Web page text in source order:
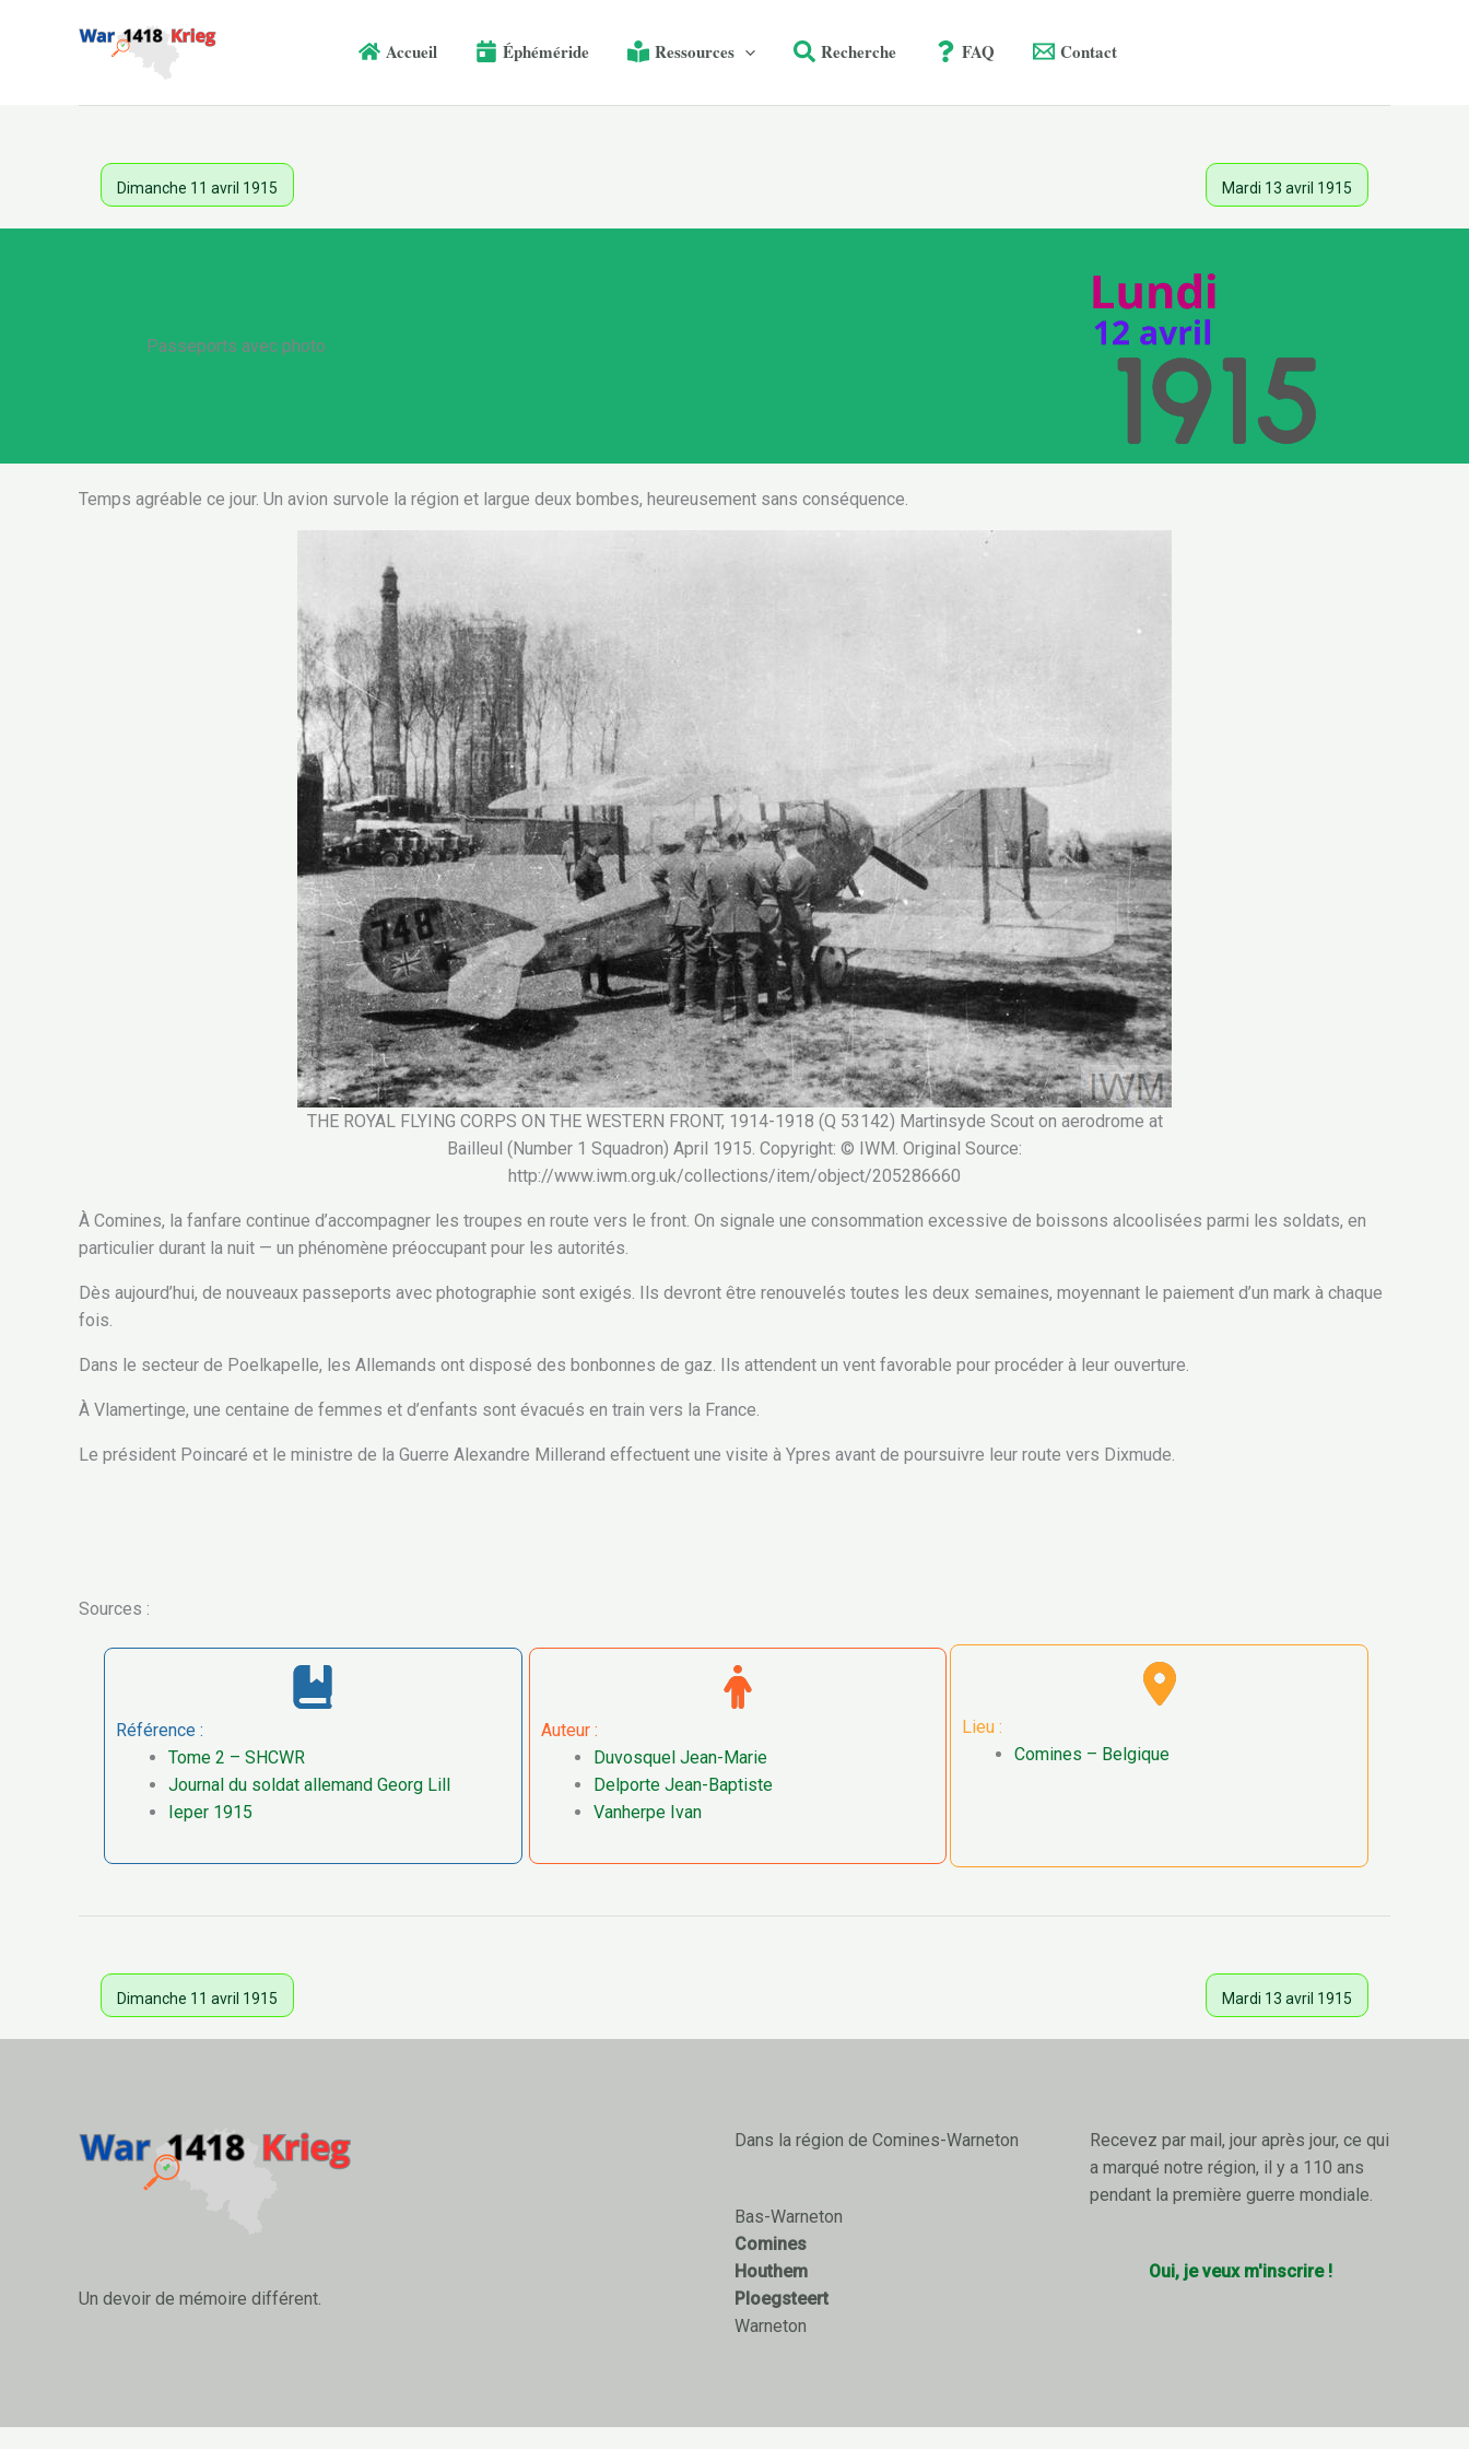
Accueil Éphéméride Ressources Recherche FAQ Contact
Dimanche 11 avril 1915 Mardi 13 avril 1915
Passeports avec photo
Temps agréable ce jour. Un avion survole la région et largue deux bombes, heureusement sans conséquence.
THE ROYAL FLYING CORPS ON THE WESTERN FRONT, 1914-1918 (Q 53142) Martinsyde Scout on aerodrome at
Bailleul (Number 1 Squadron) April 1915. Copyright: © IWM. Original Source:
http://www.iwm.org.uk/collections/item/object/205286660
À Comines, la fanfare continue d’accompagner les troupes en route vers le front. On signale une consommation excessive de boissons alcoolisées parmi les soldats, en
particulier durant la nuit — un phénomène préoccupant pour les autorités.
Dès aujourd’hui, de nouveaux passeports avec photographie sont exigés. Ils devront être renouvelés toutes les deux semaines, moyennant le paiement d’un mark à chaque
fois.
Dans le secteur de Poelkapelle, les Allemands ont disposé des bonbonnes de gaz. Ils attendent un vent favorable pour procéder à leur ouverture.
À Vlamertinge, une centaine de femmes et d’enfants sont évacués en train vers la France.
Le président Poincaré et le ministre de la Guerre Alexandre Millerand effectuent une visite à Ypres avant de poursuivre leur route vers Dixmude.
Sources :
Référence :
Tome 2 – SHCWR
Journal du soldat allemand Georg Lill
Ieper 1915
Auteur :
Duvosquel Jean-Marie
Delporte Jean-Baptiste
Vanherpe Ivan
Lieu :
Comines – Belgique
Dimanche 11 avril 1915 Mardi 13 avril 1915
Un devoir de mémoire différent.
Dans la région de Comines-Warneton
Bas-Warneton
Comines
Houthem
Ploegsteert
Warneton
Recevez par mail, jour après jour, ce qui
a marqué notre région, il y a 110 ans
pendant la première guerre mondiale.
Oui, je veux m'inscrire !